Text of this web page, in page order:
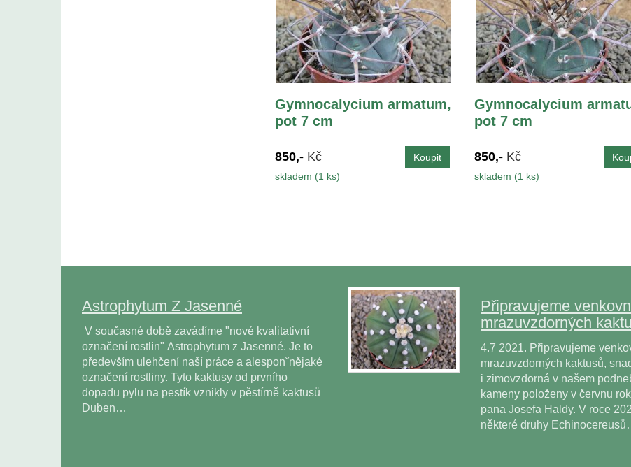
Gymnocalycium armatum,
pot 7 cm
850,- Kč
skladem (1 ks)
Gymnocalycium
pot 7 cm
850,- Kč
skladem (1 ks)
Astrophytum Z Jasenné
V současné době zavádíme "nové kvalitativní
označení rostlin" Astrophytum z Jasenné. Je to
především ulehčení naší práce a alesponˇnějaké
označení rostliny. Tyto kaktusy od prvního
dopadu pylu na pestík vznikly v pěstírně kaktusů
Duben…
Připravujeme
mrazuvzdorných
4.7 2021. Připravujeme
mrazuvzdorných kaktusů,
i zimovzdorná v našem
kameny položeny v červnu
pana Josefa Haldy. V roce
některé druhy